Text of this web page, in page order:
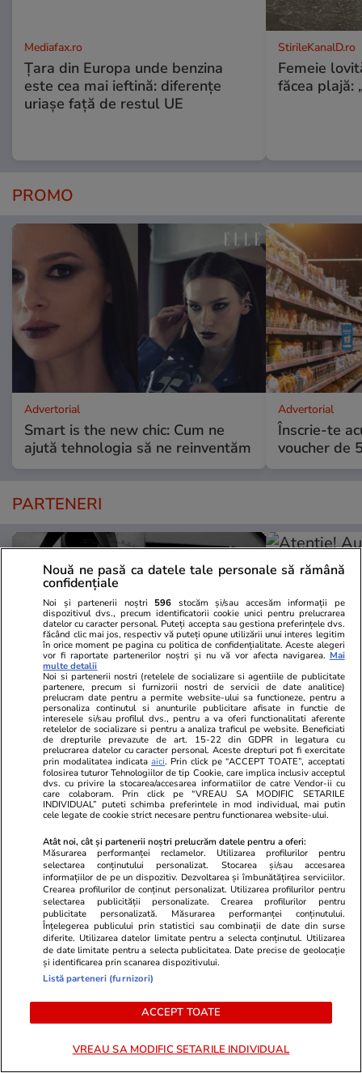
Mediafax.ro
Țara din Europa unde benzina
este cea mai ieftină: diferențe
uriașe față de restul UE
StirileKanalD.ro
Femeie
făcea plajă:
PROMO
Advertorial
Smart is the new chic: Cum ne
ajută tehnologia să ne reinventăm
Advertorial
Înscrie-te
voucher de
PARTENERI
Wowbiz.ro
Doliu în Armata României. Pilotul
militar Mihai Vîrdol a murit în
urma unui grav accident de
motocicletă
Redactia.ro
Atentie!
deschide
Zodiile care
POLITIC
Analiză
Politică 11:00
Cum au ciopârțit aleșii noua
lege ANI. Ce a mai rămas din
transparența averilor
politicienilor
Nouă ne pasă ca datele tale personale să rămână
confidențiale
Noi și partenerii noștri 596 stocăm și/sau accesăm informații pe
dispozitivul dvs., precum identificatorii cookie unici pentru prelucrarea
datelor cu caracter personal. Puteți accepta sau gestiona preferințele dvs.
făcând clic mai jos, respectiv vă puteți opune utilizării unui interes legitim
în orice moment pe pagina cu politica de confidențialitate. Aceste alegeri
vor fi raportate partenerilor noștri și nu vă vor afecta navigarea. Mai
multe detalii
Noi si partenerii nostri (retelele de socializare si agentiile de publicitate
partenere, precum si furnizorii nostri de servicii de date analitice)
prelucram date pentru a permite website-ului sa functioneze, pentru a
personaliza continutul si anunturile publicitare afisate in functie de
interesele si/sau profilul dvs., pentru a va oferi functionalitati aferente
retelelor de socializare si pentru a analiza traficul pe website. Beneficiati
de drepturile prevazute de art. 15-22 din GDPR in legatura cu
prelucrarea datelor cu caracter personal. Aceste drepturi pot fi exercitate
prin modalitatea indicataaici. Prin click pe “ACCEPT TOATE”, acceptati
folosirea tuturor Tehnologiilor de tip Cookie, care implica inclusiv acceptul
dvs. cu privire la stocarea/accesarea informatiilor de catre Vendor-ii cu
care colaboram. Prin click pe “VREAU SA MODIFIC SETARILE
INDIVIDUAL” puteti schimba preferintele in mod individual, mai putin
cele legate de cookie strict necesare pentru functionarea website-ului.
Atât noi, cât și partenerii noștri prelucrăm datele pentru a oferi:
Măsurarea performanței reclamelor. Utilizarea profilurilor pentru
selectarea conținutului personalizat. Stocarea și/sau accesarea
informațiilor de pe un dispozitiv. Dezvoltarea și îmbunătățirea serviciilor.
Crearea profilurilor de conținut personalizat. Utilizarea profilurilor pentru
selectarea publicității personalizate. Crearea profilurilor pentru
publicitate personalizată. Măsurarea performanței conținutului.
Înțelegerea publicului prin statistici sau combinații de date din surse
diferite. Utilizarea datelor limitate pentru a selecta conținutul. Utilizarea
de date limitate pentru a selecta publicitatea. Date precise de geolocație
și identificarea prin scanarea dispozitivului.
Listă parteneri (furnizori)
ACCEPT TOATE
VREAU SA MODIFIC SETARILE INDIVIDUAL